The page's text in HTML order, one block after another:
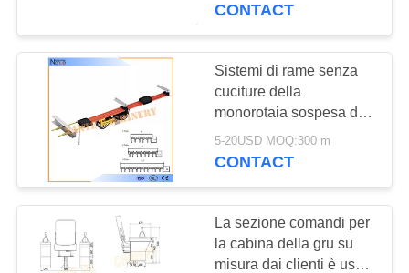
VISITA
FABBRICA
CONTROLLO
DI
QUALITÀ
CONTACT
Sistemi di rame senza
cuciture della
monorotaia sospesa del
sistema ferroviario del
conduttore del PVC
5-20USD MOQ:300 m
CONTACT
La sezione comandi per
la cabina della gru su
misura dai clienti è usata